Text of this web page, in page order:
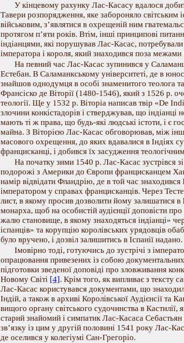
У кінцевому рахунку Лас-Касасу вдалося
Тавери розпорядження, яке забороняло світським
військовим, з’являтися в охрещеній ним
протягом п’яти років. Втім, інші принципові
індіанцями, які порушував Лас-Касас,
імператора і короля, який знаходився поза межами
На певний час Лас-Касас зупинився у
Естебан. В Саламанкському університеті, де в
знайшов однодумця в особі знаменитого теолога
Франсіско де Віторії (1480-1546), який з 1526 р.
теології. Ще у 1532 р. Віторіа написав твір «De
злочини конкістадорів і стверджував, що
мають ті ж права, що будь-які людські істоти, і є
майна. З Віторією Лас-Касас обговорював, між
масового охрещення, до яких вдавалися в Індіях
францисканці, і добився їх засудження
На початку зими 1540 р. Лас-Касас зустрівся
подорожі з Америки до Європи францисканцем
намір відвідати Фландрію, де в той час знаходився
імператором у справах францисканців. Через
лист, в якому просив дозволити йому залишатися в
монарха, щоб на особистій аудієнції доповісти про
жалю становище, в якому знаходяться індіанці»
іспанців» та корупцію королівських урядовців
було вручено, і дозвіл залишитись в Іспанії надано.
Імовірно тоді, готуючись до зустрічі з
опрацювання привезених із собою
підготовки зведеної доповіді про зловживання
Новому Світі [4]. Крім того, як випливає з тексту
Лас-Касас користувався документами, що
Індій, а також в архиві Королівської Аудієнсії та
вищого органу світського судочинства в Кастилії,
старий знайомий і симпатик Лас-Касаса
зв’язку із цим у другій половині 1541 року Лас-
де оселився у колегіумі Сан-Грегоріо.